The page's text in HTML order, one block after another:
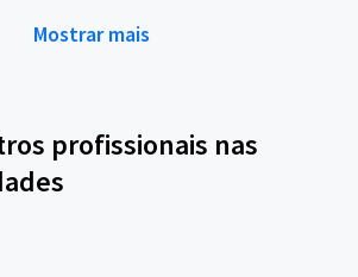
Mostrar mais
profissionais nas